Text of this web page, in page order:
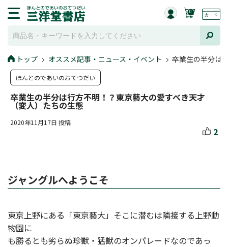
0
トップ オススメ記事・ニュース・イベント 卒業生の半分は
ほんとのであいのおてつだい
卒業生の半分は行方不明！？東京藝大の愛すべき天才
（変人）たちの生態
2020年11月17日 投稿
2
ジャングルへようこそ
東京上野にある「東京藝大」そこに潜むは隣接する上野動
物園に
も勝るとも劣らぬ珍獣・猛獣のオンパレードなのであっ